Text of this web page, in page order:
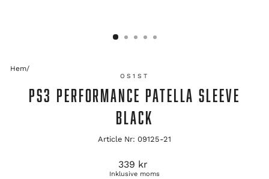
Hem/
OS1ST
PS3 PERFORMANCE PATELLA SLEEVE
BLACK
Article Nr: 09125-21
Ordinarie
pris
339 kr
Inklusive moms